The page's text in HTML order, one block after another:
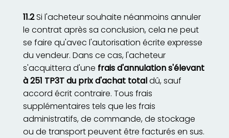
11.2Si l'acheteur souhaite néanmoins annuler
le contrat après sa conclusion, cela ne peut
se faire qu'avec l'autorisation écrite expresse
du vendeur. Dans ce cas, l'acheteur
s'acquittera d'une frais d'annulation s'élevant
à 251 TP3T du prix d'achat totaldû, sauf
accord écrit contraire. Tous frais
supplémentaires tels que les frais
administratifs, de commande, de stockage
ou de transport peuvent être facturés en sus.